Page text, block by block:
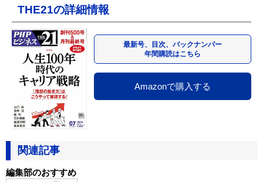
THE21の詳細情報
最新号、目次、バックナンバー
年間購読はこちら
Amazonで購入する
関連記事
編集部のおすすめ